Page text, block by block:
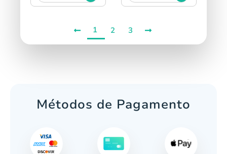
1 2 3
Métodos de Pagamento